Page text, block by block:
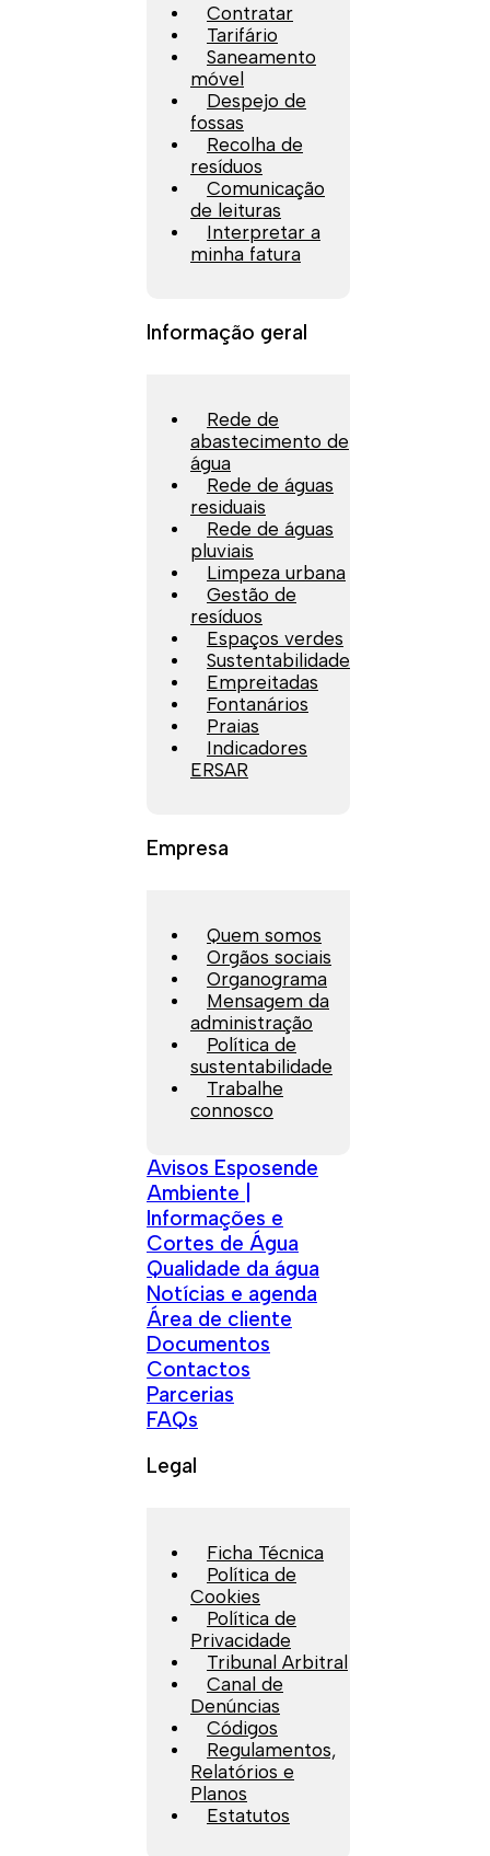
Contratar
Tarifário
Saneamento
móvel
Despejo de
fossas
Recolha de
resíduos
Comunicação
de leituras
Interpretar a
minha fatura
Informação geral
Rede de
abastecimento de
água
Rede de águas
residuais
Rede de águas
pluviais
Limpeza urbana
Gestão de
resíduos
Espaços verdes
Sustentabilidade
Empreitadas
Fontanários
Praias
Indicadores
ERSAR
Empresa
Quem somos
Orgãos sociais
Organograma
Mensagem da
administração
Política de
sustentabilidade
Trabalhe
connosco
Avisos Esposende
Ambiente |
Informações e
Cortes de Água
Qualidade da água
Notícias e agenda
Área de cliente
Documentos
Contactos
Parcerias
FAQs
Legal
Ficha Técnica
Política de
Cookies
Política de
Privacidade
Tribunal Arbitral
Canal de
Denúncias
Códigos
Regulamentos,
Relatórios e
Planos
Estatutos